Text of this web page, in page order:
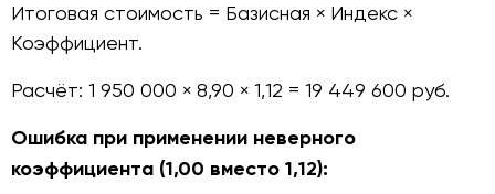
Итоговая стоимость = Базисная × Индекс ×
Коэффициент.
Расчёт: 1 950 000 × 8,90 × 1,12 = 19 449 600 руб.
Ошибка при применении неверного
коэффициента (1,00 вместо 1,12):